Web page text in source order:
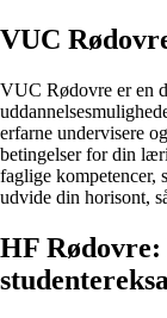
VUC
VUC Rødovre er en
erfarne undervisere
betingelser for din
faglige kompetencer,
udvide din horisont,
HF